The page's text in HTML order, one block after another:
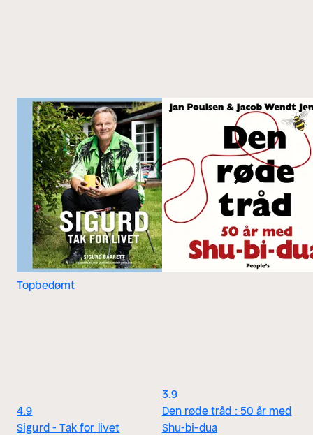
Topbedømt
4.9
Sigurd - Tak for livet
3.9
Den røde tråd : 50 år med
Shu-bi-dua